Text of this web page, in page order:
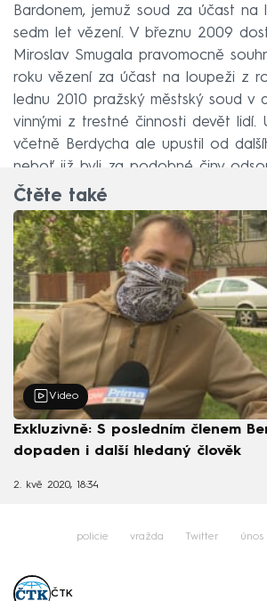
Bardonem, jemuž soud za účast na
sedm let vězení. V březnu 2009
Miroslav Smugala pravomocně
roku vězení za účast na loupeži z
lednu 2010 pražský městský soud v
vinnými z trestné činnosti devět lidí.
včetně Berdycha ale upustil od
neboť již byli za podobné činy
Čtěte také
Video
Exkluzivně: S posledním členem
dopaden i další hledaný člověk
2. kvě 2020, 18:34
policie vražda Twitter únos
ČTK